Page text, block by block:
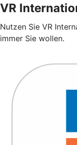
VR
Nutzen Sie VR
immer Sie wollen.